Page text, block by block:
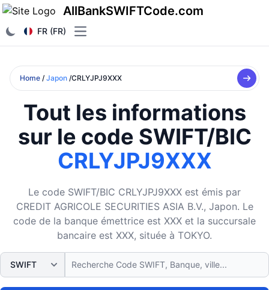
AllBankSWIFTCode.com
FR (FR) Open main menu
Home / Japon /CRLYJPJ9XXX
Tout les informations
sur le code SWIFT/BIC
CRLYJPJ9XXX
Le code SWIFT/BIC CRLYJPJ9XXX est émis par
CREDIT AGRICOLE SECURITIES ASIA B.V., Japon. Le
code de la banque émettrice est XXX et la succursale
bancaire est XXX, située à TOKYO.